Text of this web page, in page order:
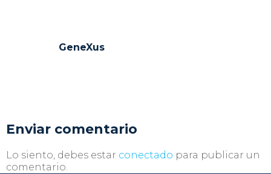
GeneXus
Enviar comentario
Lo siento, debes estar conectado para publicar un
comentario.